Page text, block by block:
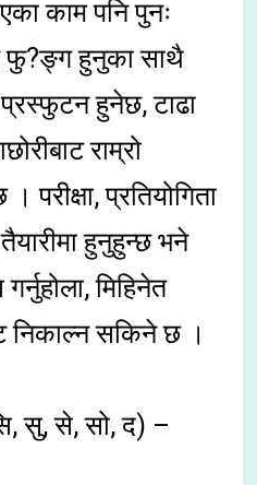
काम पनि पुनः
फु?ङ्ग हुनुका साथै
हुनेछ, टाढा
राम्रो
परीक्षा, प्रतियोगिता
तैयारीमा हुनुहुन्छ भने
मिहिनेत
निकाल्न सकिने छ ।
सु, से, सो, द) –